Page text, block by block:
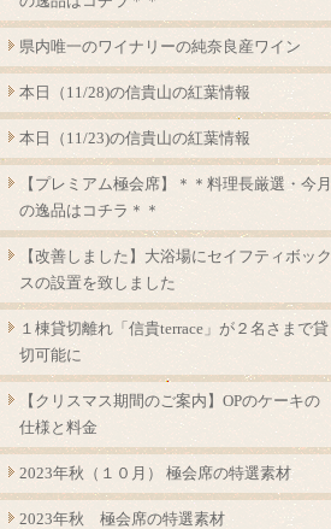
県内唯一のワイナリーの純奈良産ワイン
本日（11/28)の信貴山の紅葉情報
本日（11/23)の信貴山の紅葉情報
【プレミアム極会席】＊＊料理長厳選・今月
の逸品はコチラ＊＊
【改善しました】大浴場にセイフティボック
スの設置を致しました
１棟貸切離れ「信貴terrace」が２名さまで貸
切可能に
【クリスマス期間のご案内】OPのケーキの
仕様と料金
2023年秋（１０月） 極会席の特選素材
2023年秋 極会席の特選素材